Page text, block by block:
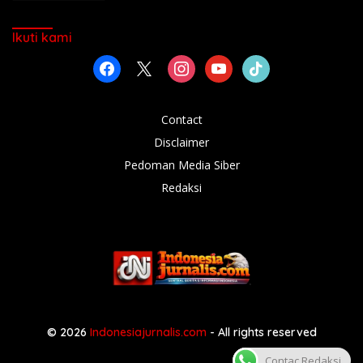
Ikuti kami
facebook instagramyoutubetiktok
Contact
Disclaimer
Pedoman Media Siber
Redaksi
© 2026 Indonesiajurnalis.com - All rights reserved